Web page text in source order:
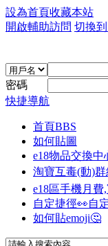
設為首頁收藏本站
開啟輔助訪問 切換
密碼
快捷導航
首頁BBS
如何貼圖
e18物品交換中
淘寶互毒(動)
e18區手機月
自定捷徑👀自
如何貼emoji🤔